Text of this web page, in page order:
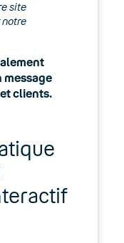
site
message
clients.